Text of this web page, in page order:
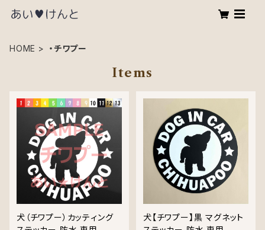
HOME ・チワプー
Items
犬（チワプー）カッティング
犬【チワプー】黒 マグネット